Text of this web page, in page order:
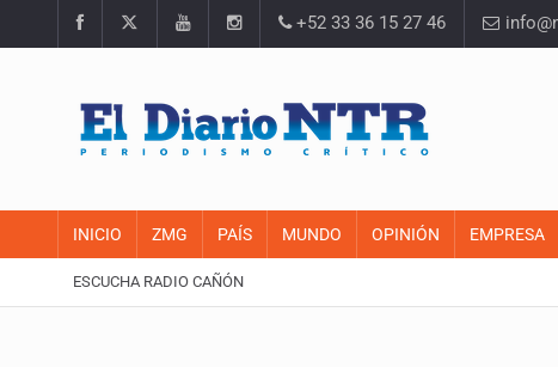
+52 33 36 15 27 46
INICIO ZMG PAÍS MUNDO OPINIÓN EMPRESA
ESCUCHA RADIO CAÑÓN